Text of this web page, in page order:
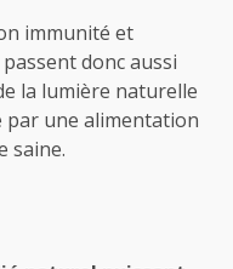
immunité et
donc aussi
la lumière naturelle
par une alimentation
saine.